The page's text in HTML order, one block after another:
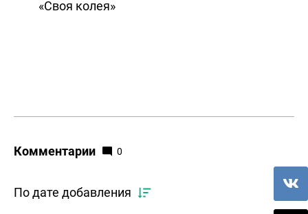
«Своя колея»
Комментарии 0
По дате добавления